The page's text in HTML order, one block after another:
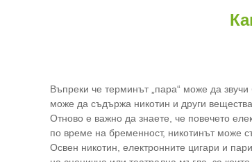
Въпреки че терминът „пара“ може да
може да съдържа никотин и други
Отново е важно да знаете, че повечето
по време на бременност, никотинът може
Освен никотин, електронните цигари и